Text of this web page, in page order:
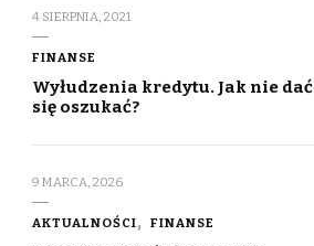
4 SIERPNIA, 2021
FINANSE
Wyłudzenia kredytu. Jak nie dać
się oszukać?
9 MARCA, 2026
AKTUALNOŚCI FINANSE